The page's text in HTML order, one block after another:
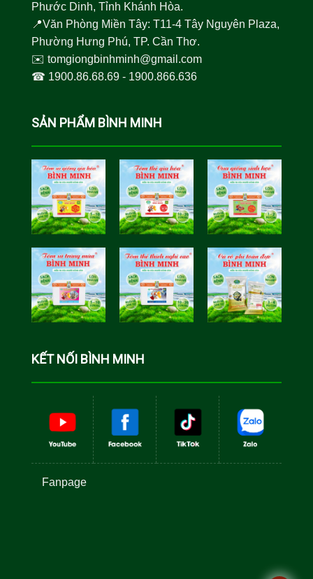
Phước Dinh, Tỉnh Khánh Hòa.
📍Văn Phòng Miền Tây: T11-4 Tây Nguyên Plaza,
Phường Hưng Phú, TP. Cần Thơ.
✉️ tomgiongbinhminh@gmail.com
☎︎ 1900.86.68.69- 1900.866.636
SẢN PHẨM BÌNH MINH
Hóa Bình
Minh
Học Bình
Minh
KẾT NỐI BÌNH MINH
Fanpage